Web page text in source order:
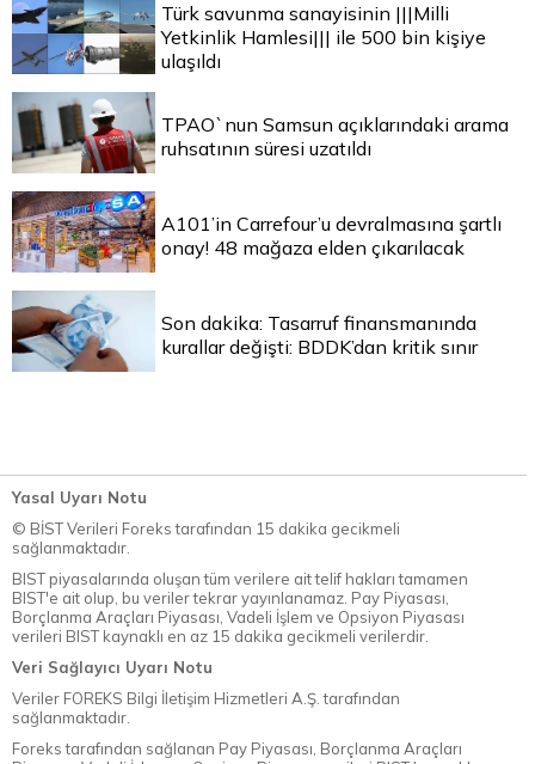
Türk savunma sanayisinin |||Milli
Yetkinlik Hamlesi||| ile 500 bin kişiye
ulaşıldı
TPAO`nun Samsun açıklarındaki arama
ruhsatının süresi uzatıldı
A101’in Carrefour’u devralmasına şartlı
onay! 48 mağaza elden çıkarılacak
Son dakika: Tasarruf finansmanında
kurallar değişti: BDDK’dan kritik sınır
Yasal Uyarı Notu
© BİST Verileri Foreks tarafından 15 dakika gecikmeli
sağlanmaktadır.
BIST piyasalarında oluşan tüm verilere ait telif hakları tamamen
BIST'e ait olup, bu veriler tekrar yayınlanamaz. Pay Piyasası,
Borçlanma Araçları Piyasası, Vadeli İşlem ve Opsiyon Piyasası
verileri BIST kaynaklı en az 15 dakika gecikmeli verilerdir.
Veri Sağlayıcı Uyarı Notu
Veriler FOREKS Bilgi İletişim Hizmetleri A.Ş. tarafından
sağlanmaktadır.
Foreks tarafından sağlanan Pay Piyasası, Borçlanma Araçları